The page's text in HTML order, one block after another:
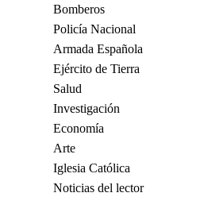
Bomberos
Policía Nacional
Armada Española
Ejército de Tierra
Salud
Investigación
Economía
Arte
Iglesia Católica
Noticias del lector